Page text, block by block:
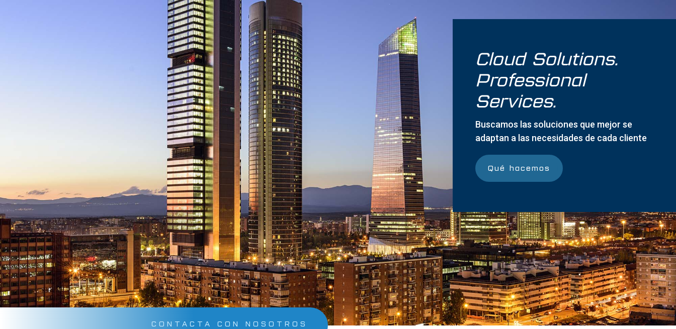
Cloud Solutions.
Professional
Services.
Buscamos las soluciones que mejor se
adaptan a las necesidades de cada cliente
Qué hacemos
CONTACTA CON NOSOTROS